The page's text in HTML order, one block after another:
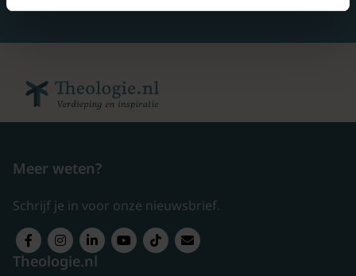
Meer weten?
Schrijf je in voor onze nieuwsbrief.
Theologie.nl